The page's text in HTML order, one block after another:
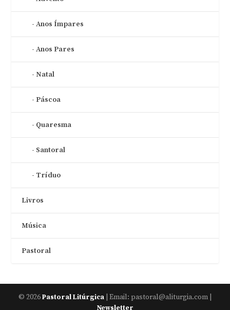
Anos Ímpares
Anos Pares
Natal
Páscoa
Quaresma
Santoral
Tríduo
Livros
Música
Pastoral
© 2026Pastoral Litúrgica | Email: pastoral@aliturgia.com |
Newsletter